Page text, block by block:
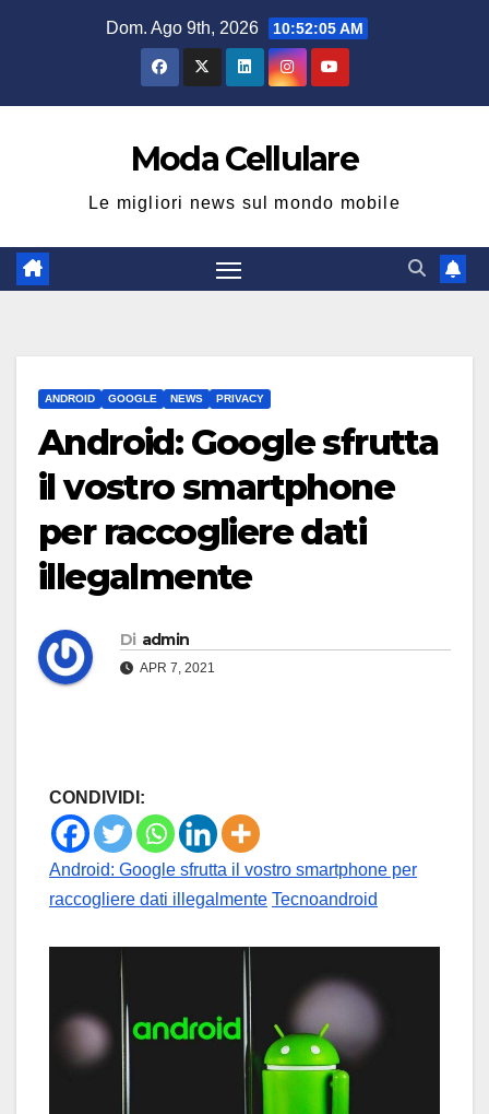
Dom. Ago 9th, 2026 10:52:05 AM
Moda Cellulare
Le migliori news sul mondo mobile
ANDROID GOOGLE NEWS PRIVACY
Android: Google sfrutta
il vostro smartphone
per raccogliere dati
illegalmente
Di admin
APR 7, 2021
CONDIVIDI:
Android: Google sfrutta il vostro smartphone per
raccogliere dati illegalmente Tecnoandroid